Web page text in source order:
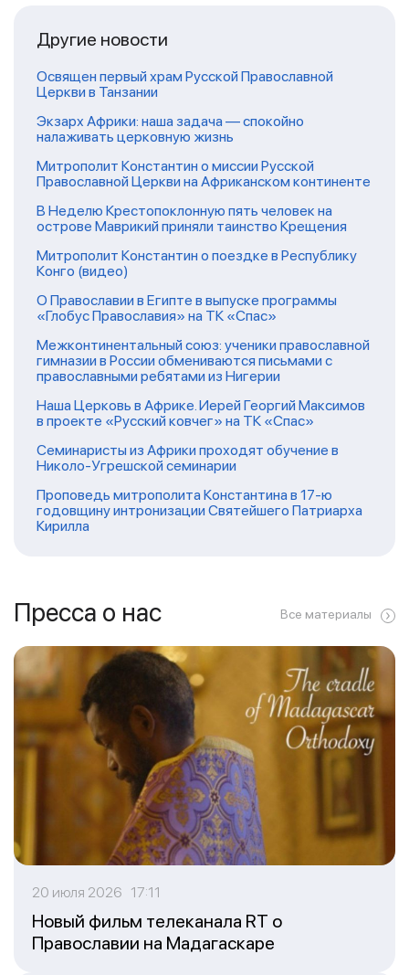
Другие новости
Освящен первый храм Русской Православной
Церкви в Танзании
Экзарх Африки: наша задача — спокойно
налаживать церковную жизнь
Митрополит Константин о миссии Русской
Православной Церкви на Африканском континенте
В Неделю Крестопоклонную пять человек на
острове Маврикий приняли таинство Крещения
Митрополит Константин о поездке в Республику
Конго (видео)
О Православии в Египте в выпуске программы
«Глобус Православия» на ТК «Спас»
Межконтинентальный союз: ученики православной
гимназии в России обмениваются письмами с
православными ребятами из Нигерии
Наша Церковь в Африке. Иерей Георгий Максимов
в проекте «Русский ковчег» на ТК «Спас»
Семинаристы из Африки проходят обучение в
Николо-Угрешской семинарии
Проповедь митрополита Константина в 17-ю
годовщину интронизации Святейшего Патриарха
Кирилла
Пресса о нас Все материалы
20 июля 2026 17:11
Новый фильм телеканала RT о
Православии на Мадагаскаре